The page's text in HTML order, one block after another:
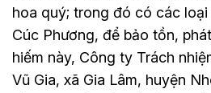
hoa quý; trong đó có các
Cúc Phương, để bảo tồn,
hiếm này, Công ty Trách
Vũ Gia, xã Gia Lâm, huyện